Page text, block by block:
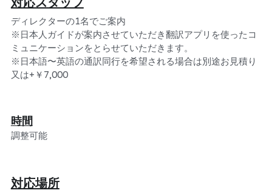
ディレクターの1名でご案内
※日本人ガイドが案内させていただき翻訳アプリを使ったコ
ミュニケーションをとらせていただきます。
※日本語〜英語の通訳同行を希望される場合は別途お見積り
又は+￥7,000
時間
調整可能
対応場所